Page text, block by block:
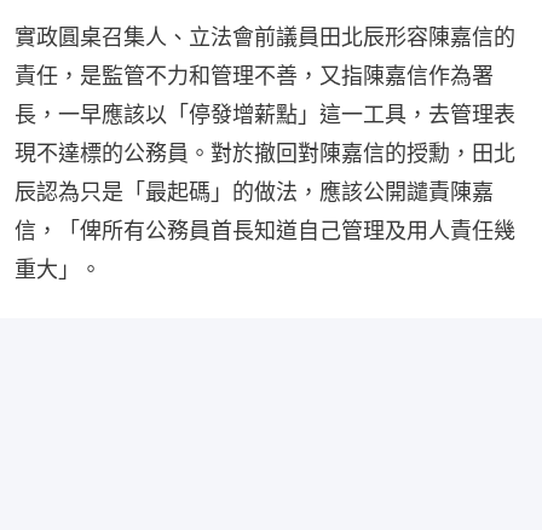
實政圓桌召集人、立法會前議員田北辰形容陳嘉信的
責任，是監管不力和管理不善，又指陳嘉信作為署
長，一早應該以「停發增薪點」這一工具，去管理表
現不達標的公務員。對於撤回對陳嘉信的授勳，田北
辰認為只是「最起碼」的做法，應該公開譴責陳嘉
信，「俾所有公務員首長知道自己管理及用人責任幾
重大」。